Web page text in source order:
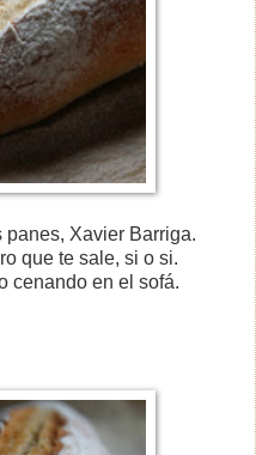
panes, Xavier Barriga.
que te sale, si o si.
cenando en el sofá.